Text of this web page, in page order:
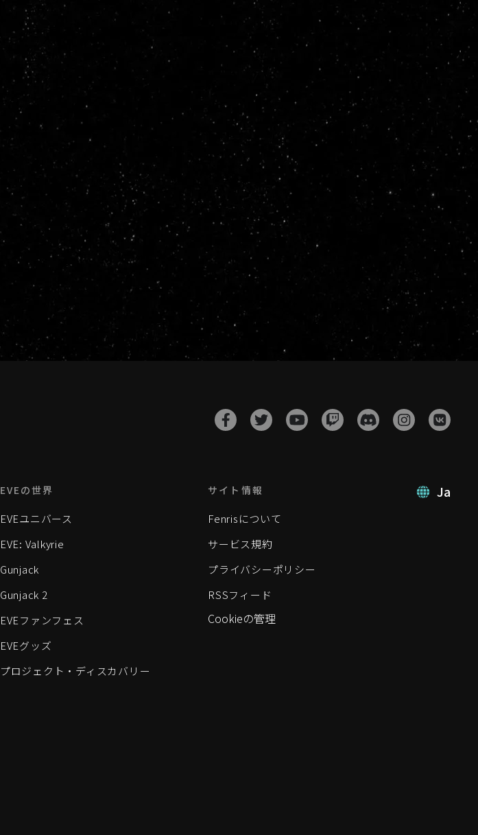
Ja
EVEの世界
EVEユニバース
EVE: Valkyrie
Gunjack
Gunjack 2
EVEファンフェス
EVEグッズ
プロジェクト・ディスカバリー
サイト情報
Fenrisについて
サービス規約
プライバシーポリシー
RSSフィード
Cookieの管理